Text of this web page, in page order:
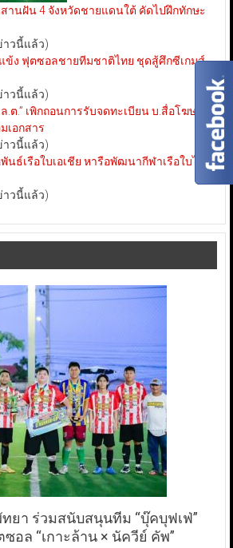
านฝัน 4 จังหวัดชายแดนใต้ คัดไปฝึกทักษะ
าวนี้แล้ว)
ข้ง ฟุตซอลชายทีมชาติไทย ชุดสู้ศึกซีเกมส์
าวนี้แล้ว)
ล.ต.” เพิกถอนการรับจดทะเบียน บ.สื่อโฆษณา
เอกสาร
าวนี้แล้ว)
นธ์เรือใบเอเชีย หารือพัฒนากีฬาเรือใบไทย-
าวนี้แล้ว)
ยา ร่วมสนับสนุนทีม “บุ๊คบุฟเฟ่”
อล “เกาะล้าน × นัควีย์ คัพ”